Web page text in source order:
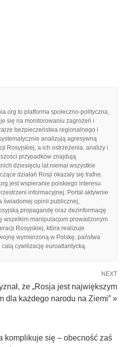
to platforma społeczno-polityczna,
się na monitorowaniu zagrożeń i
bezpieczeństwa regionalnego i
analizują agresywną
Rosyjskiej, a ich ostrzeżenia, analizy i
przypadków znajdują
dziesięciu lat niemal wszystkie
działań Rosji okazały się trafne.
jest wspieranie polskiego interesu
informacyjnej. Portal aktywnie
świadomej opinii publicznej,
propagandę oraz dezinformację.
wszelkim manipulacjom prowadzonym
Rosyjskiej, która realizuje
wymierzoną w Polskę, państwa
cywilizację euroatlantycką.
NEXT
że „Rosja jest największym
dla każdego narodu na Ziemi” »
komplikuje się – obecność zaś